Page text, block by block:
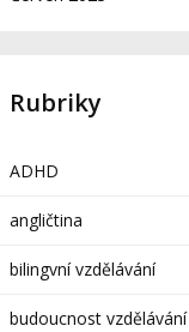
Rubriky
ADHD
angličtina
bilingvní vzdělávání
budoucnost vzdělávání